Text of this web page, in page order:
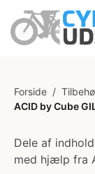
Forside /
ACID by Cube
Dele af
med hjælp fra